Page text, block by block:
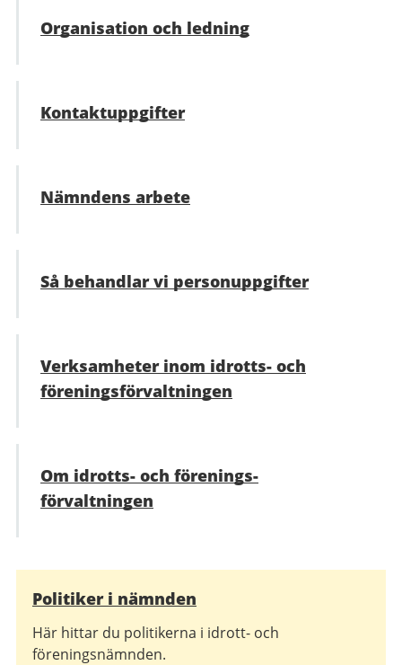
Organisation och ledning
Kontaktuppgifter
Nämndens arbete
Så behandlar vi personuppgifter
Verksamheter inom idrotts- och
förenings­förvaltningen
Om idrotts- och förenings­
förvaltningen
Relaterad
Politiker i nämnden
Här hittar du politikerna i idrott- och
föreningsnämnden.